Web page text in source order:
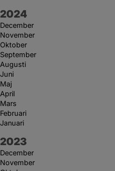
År:
2024
December
November
Oktober
September
Augusti
Juni
Maj
April
Mars
Februari
Januari
År:
2023
December
November